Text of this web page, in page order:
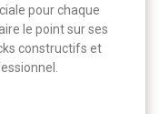
pour chaque
le point sur ses
constructifs et